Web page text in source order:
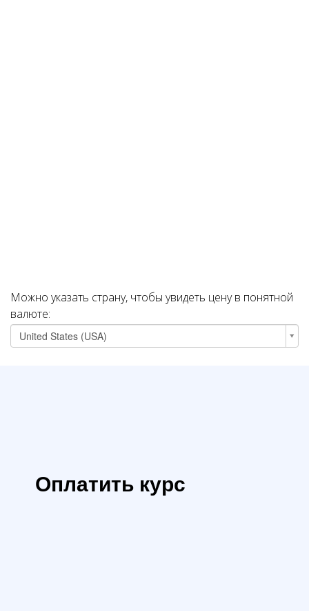
Можно указать страну, чтобы увидеть цену в понятной
валюте:
United States (USA)
Оплатить курс